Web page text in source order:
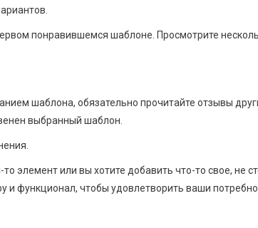
понравившемся шаблоне. Просмотрите
шаблона, обязательно прочитайте отзывы
выбранный шаблон.
то элемент или вы хотите добавить что-то свое, не
и функционал, чтобы удовлетворить ваши